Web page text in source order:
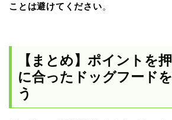
ことは避けてください。
【まとめ】ポイントを
に合ったドッグフード
う